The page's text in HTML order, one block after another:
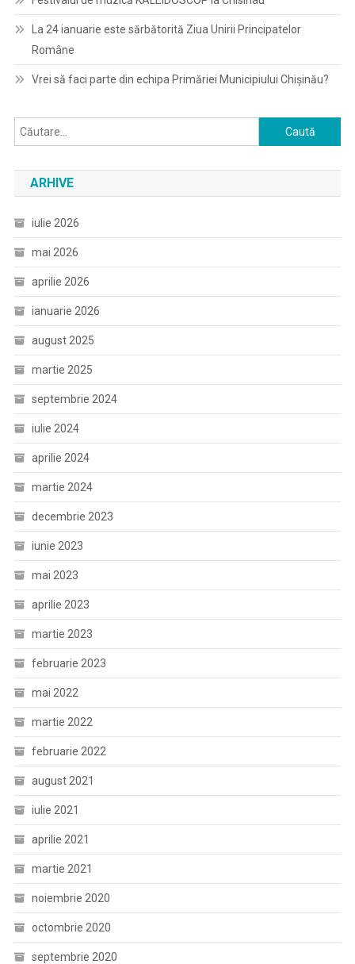
La 24 ianuarie este sărbătorită Ziua Unirii Principatelor
Române
Vrei să faci parte din echipa Primăriei Municipiului Chișinău?
Caută
după:
ARHIVE
iulie 2026
mai 2026
aprilie 2026
ianuarie 2026
august 2025
martie 2025
septembrie 2024
iulie 2024
aprilie 2024
martie 2024
decembrie 2023
iunie 2023
mai 2023
aprilie 2023
martie 2023
februarie 2023
mai 2022
martie 2022
februarie 2022
august 2021
iulie 2021
aprilie 2021
martie 2021
noiembrie 2020
octombrie 2020
septembrie 2020